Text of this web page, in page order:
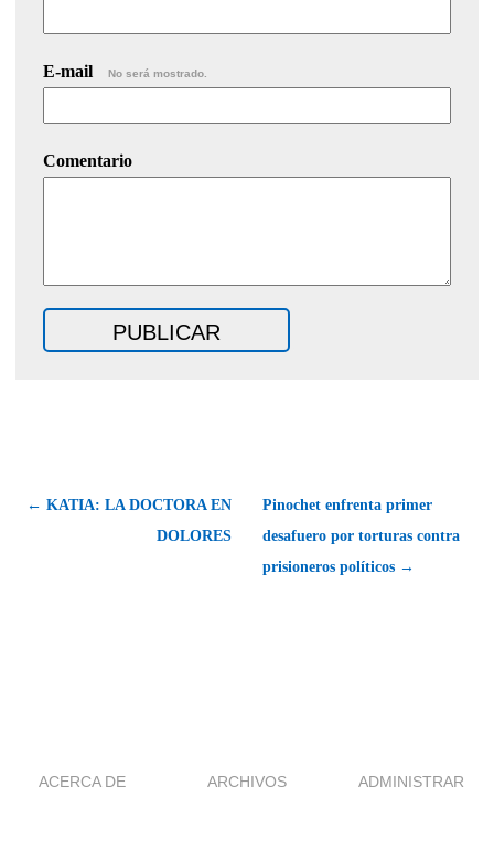
E-mail No será mostrado.
Comentario
← KATIA: LA DOCTORA EN
DOLORES
Pinochet enfrenta primer
desafuero por torturas contra
prisioneros políticos →
ACERCA DE ARCHIVOS ADMINISTRAR